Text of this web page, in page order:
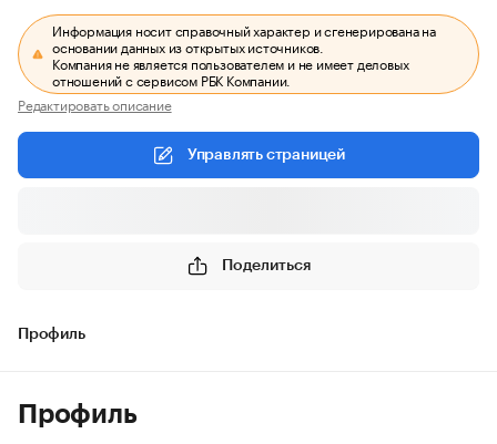
Информация носит справочный характер и сгенерирована на
основании данных из открытых источников.
Компания не является пользователем и не имеет деловых
отношений с сервисом РБК Компании.
Редактировать описание
Управлять страницей
Поделиться
Профиль
Профиль